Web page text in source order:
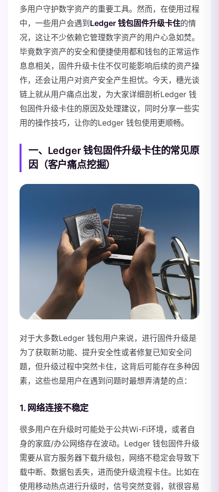
多用户守护数字资产的重要工具。然而，在使用过程
中，一些用户会遇到 Ledger 钱包固件升级卡住的情
况，这让不少依赖它管理数字资产的用户心急如焚。
毕竟数字资产的安全和便捷使用都和钱包的正常运作
息息相关，固件升级卡住不仅可能影响后续的资产操
作，还会让用户对资产安全产生担忧。今天，穗光谈
链上就从用户痛点出发，为大家详细剖析Ledger 钱
包固件升级卡住的原因及处理建议，同时分享一些实
用的操作技巧，让你的Ledger 钱包使用更顺畅。
一、Ledger 钱包固件升级卡住的常见原
因（客户痛点挖掘）
对于大多数Ledger 钱包用户来说，进行固件升级是
为了获取新功能、提升安全性或者修复已知安全问
题，但升级过程中突然卡住，这背后可能存在多种因
素，这些也是用户在遇到问题时最想弄清楚的点：
1. 网络连接不稳定
很多用户在升级时可能处于公共Wi-Fi环境，或者自
身的家庭/办公网络存在波动。Ledger 钱包固件升级
需要从官方服务器下载升级包，网络不稳定会导致下
载中断、数据包丢失，进而使升级流程卡住。比如在
使用移动热点进行升级时，信号突然变弱，就很容易